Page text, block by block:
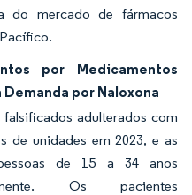
do mercado de fármacos
por Medicamentos
por Naloxona
adulterados com
de unidades em 2023, e as
de 15 a 34 anos
Os pacientes